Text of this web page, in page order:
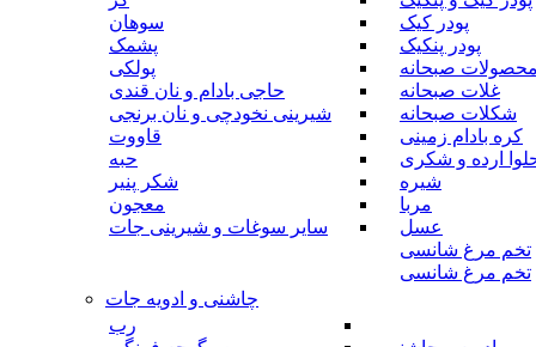
پودر کیک
پودر پنکیک
محصولات صبحانه
غلات صبحانه
شکلات صبحانه
کره بادام زمینی
ارده و شکری
شیره
مربا
عسل
تخم مرغ شانسی
تخم مرغ شانسی
سوهان
پشمک
پولکی
حاجی بادام و نان قندی
شیرینی نخودچی و نان برنجی
قاووت
حبه
شکر پنیر
معجون
سایر سوغات و شیرینی جات
چاشنی و ادویه جات
رب